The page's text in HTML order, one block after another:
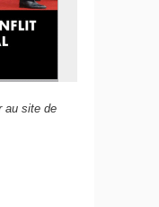
au site de